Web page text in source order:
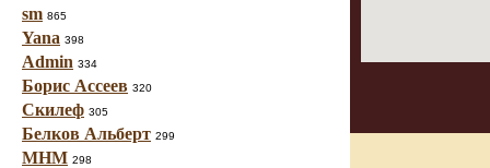
sm 865
Yana 398
Admin 334
Борис Ассеев 320
Скилеф 305
Белков Альберт 299
МНМ 298